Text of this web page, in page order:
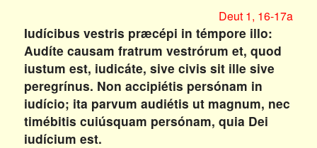
Deut 1, 16-17a
Iudícibus vestris præcépi in témpore illo:
Audíte causam fratrum vestrórum et, quod
iustum est, iudicáte, sive civis sit ille sive
peregrínus. Non accipiétis persónam in
iudício; ita parvum audiétis ut magnum, nec
timébitis cuiúsquam persónam, quia Dei
iudícium est.